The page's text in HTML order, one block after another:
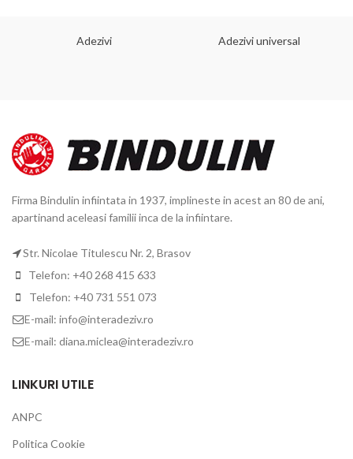
Adezivi Adezivi universal
Firma Bindulin infiintata in 1937, implineste in acest an 80 de ani,
apartinand aceleasi familii inca de la infiintare.
Str. Nicolae Titulescu Nr. 2, Brasov
Telefon: +40 268 415 633
Telefon: +40 731 551 073
E-mail: info@interadeziv.ro
E-mail: diana.miclea@interadeziv.ro
LINKURI UTILE
ANPC
Politica Cookie